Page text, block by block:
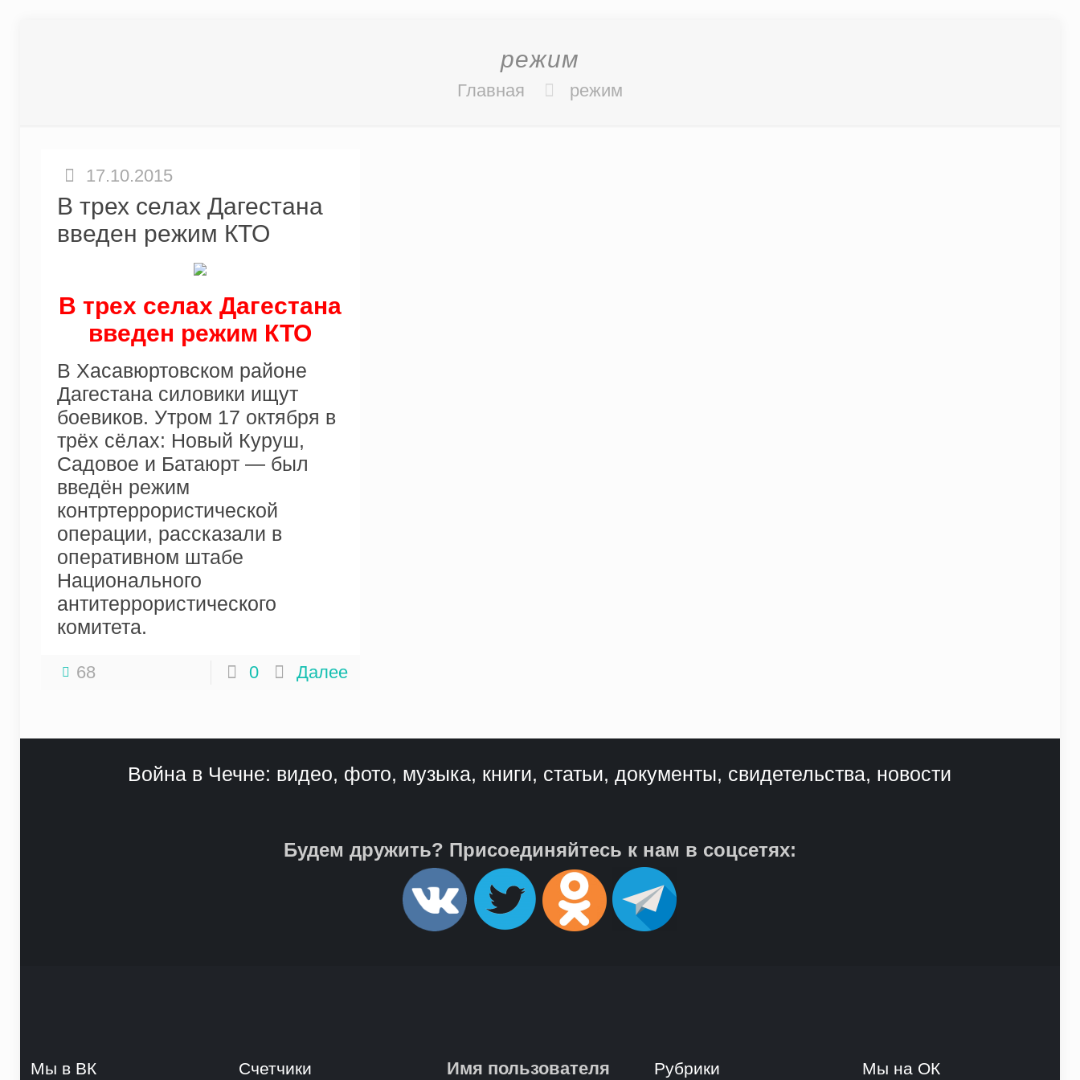
режим
Главная режим
17.10.2015
В трех селах Дагестана
введен режим КТО
В трех селах Дагестана
введен режим КТО
В Хасавюртовском районе
Дагестана силовики ищут
боевиков. Утром 17 октября в
трёх сёлах: Новый Куруш,
Садовое и Батаюрт — был
введён режим
контртеррористической
операции, рассказали в
оперативном штабе
Национального
антитеррористического
комитета.
68 0 Далее
Война в Чечне: видео, фото, музыка, книги, статьи, документы, свидетельства, новости
Будем дружить? Присоединяйтесь к нам в соцсетях:
Мы в ВК Счетчики
Имя пользователя
Рубрики Мы на ОК